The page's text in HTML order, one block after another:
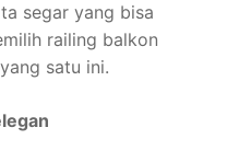
segar yang bisa
railing balkon
satu ini.